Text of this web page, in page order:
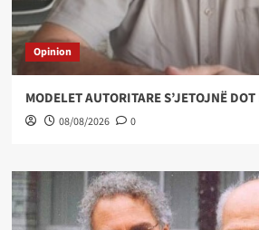
Opinion
MODELET AUTORITARE S’JETOJNË
08/08/2026 0